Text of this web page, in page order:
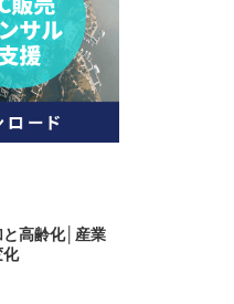
一般概況
トナムでの生活
化・社会
治
高齢化│産業
化